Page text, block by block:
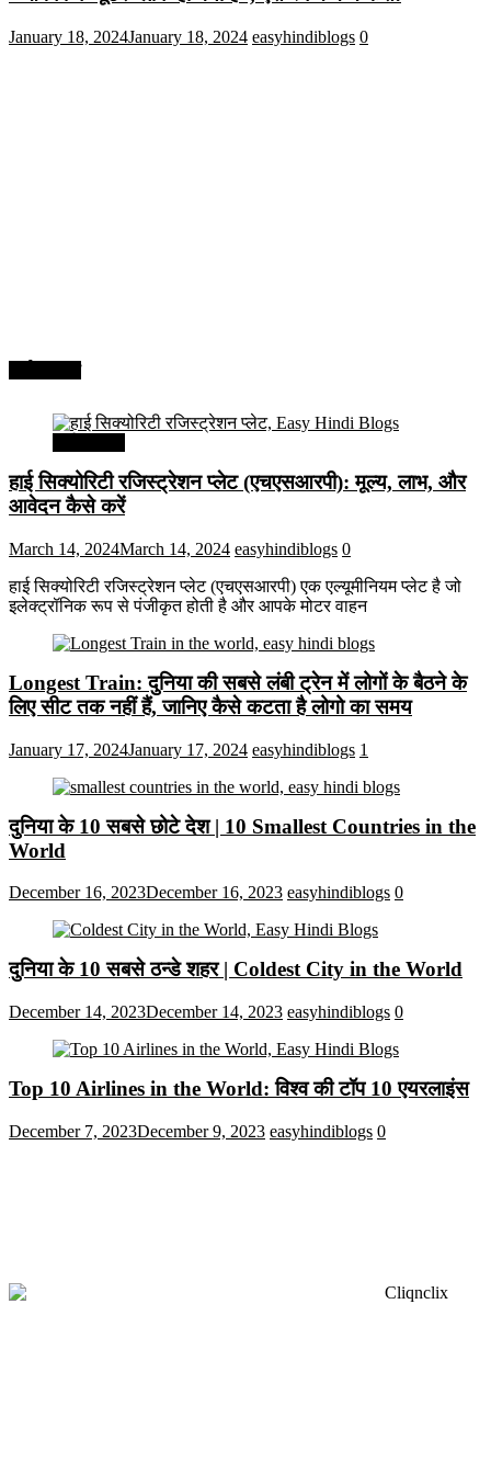
January 18, 2024January 18, 2024 easyhindiblogs 0
हाई सिक्योरिटी रजिस्ट्रेशन प्लेट (एचएसआरपी): मूल्य, लाभ, और
आवेदन कैसे करें
March 14, 2024March 14, 2024 easyhindiblogs 0
हाई सिक्योरिटी रजिस्ट्रेशन प्लेट (एचएसआरपी) एक एल्यूमीनियम प्लेट है जो
इलेक्ट्रॉनिक रूप से पंजीकृत होती है और आपके मोटर वाहन
Longest Train: दुनिया की सबसे लंबी ट्रेन में लोगों के बैठने के
लिए सीट तक ​​नहीं हैं, जानिए कैसे कटता है लोगो का समय
January 17, 2024January 17, 2024 easyhindiblogs 1
दुनिया के 10 सबसे छोटे देश | 10 Smallest Countries in the
World
December 16, 2023December 16, 2023 easyhindiblogs 0
दुनिया के 10 सबसे ठन्डे शहर | Coldest City in the World
December 14, 2023December 14, 2023 easyhindiblogs 0
Top 10 Airlines in the World: विश्व की टॉप 10 एयरलाइंस
December 7, 2023December 9, 2023 easyhindiblogs 0